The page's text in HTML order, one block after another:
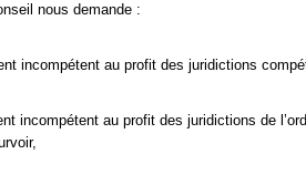
nous demande :
incompétent au profit des juridictions
incompétent au profit des juridictions de